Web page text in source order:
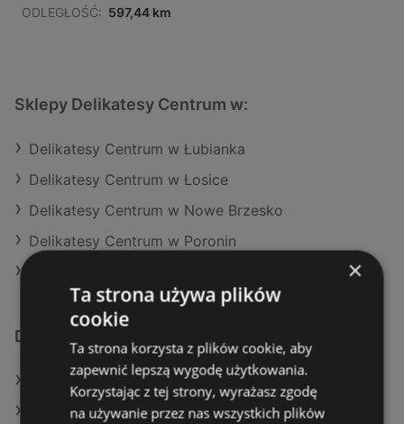
ODLEGŁOŚĆ: 597,44 km
Sklepy Delikatesy Centrum w:
Delikatesy Centrum w Łubianka
Delikatesy Centrum w Łosice
Delikatesy Centrum w Nowe Brzesko
Delikatesy Centrum w Poronin
Dodatkowe łącza
Oferty Delikatesy Centrum
Oferty Action
×
Ta strona używa plików
cookie
Ta strona korzysta z plików cookie, aby
zapewnić lepszą wygodę użytkowania.
Korzystając z tej strony, wyrażasz zgodę
na używanie przez nas wszystkich plików